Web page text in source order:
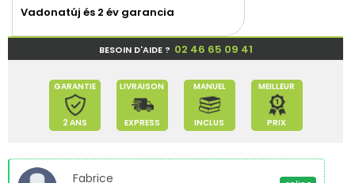
Vadonatúj és 2 év garancia
BESOIN D'AIDE ? 02 46 65 09 41
GARANTIE
2 ANS
LIVRAISON
EXPRESS
MANUEL
INCLUS
MEILLEUR
PRIX
Fabrice